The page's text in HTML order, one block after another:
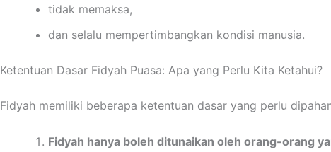
tidak memaksa,
dan selalu mempertimbangkan kondisi manusia.
Ketentuan Dasar Fidyah Puasa: Apa yang Perlu Kita Ketahui?
Fidyah memiliki beberapa ketentuan dasar yang perlu
Fidyah hanya boleh ditunaikan oleh orang-orang